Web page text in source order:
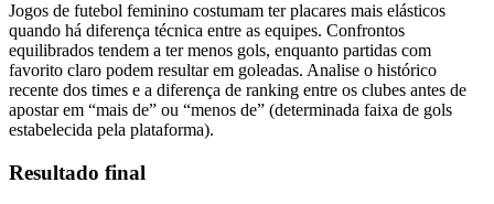
Jogos de futebol feminino costumam ter placares mais elásticos
quando há diferença técnica entre as equipes. Confrontos
equilibrados tendem a ter menos gols, enquanto partidas com
favorito claro podem resultar em goleadas. Analise o histórico
recente dos times e a diferença de ranking entre os clubes antes de
apostar em “mais de” ou “menos de” (determinada faixa de gols
estabelecida pela plataforma).
Resultado final